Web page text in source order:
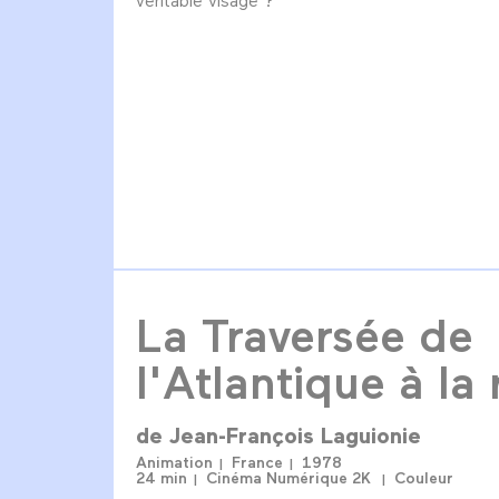
La Traversée de
l'Atlantique à la
de Jean-François Laguionie
Animation France
1978
24 min
Cinéma Numérique 2K Couleur